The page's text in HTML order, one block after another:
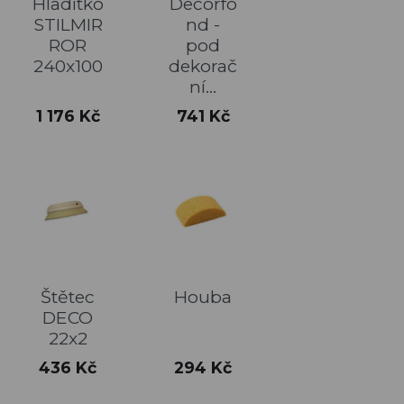
STILMIR
ROR
240x100
Cena
1 176 Kč
nd -
pod
dekorač
ní...
Cena
741 Kč
Štětec
DECO
22x2
Cena
436 Kč
Houba
Cena
294 Kč